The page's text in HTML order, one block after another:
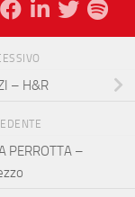
– H&R
PERROTTA –